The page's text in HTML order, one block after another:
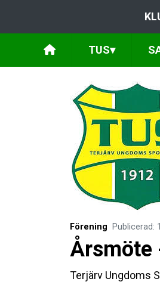
TUS▾
Förening Publicerad:
Årsmöte
Terjärv Ungdoms